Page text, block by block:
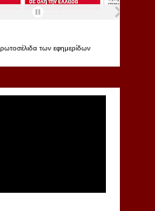
των εφημερίδων